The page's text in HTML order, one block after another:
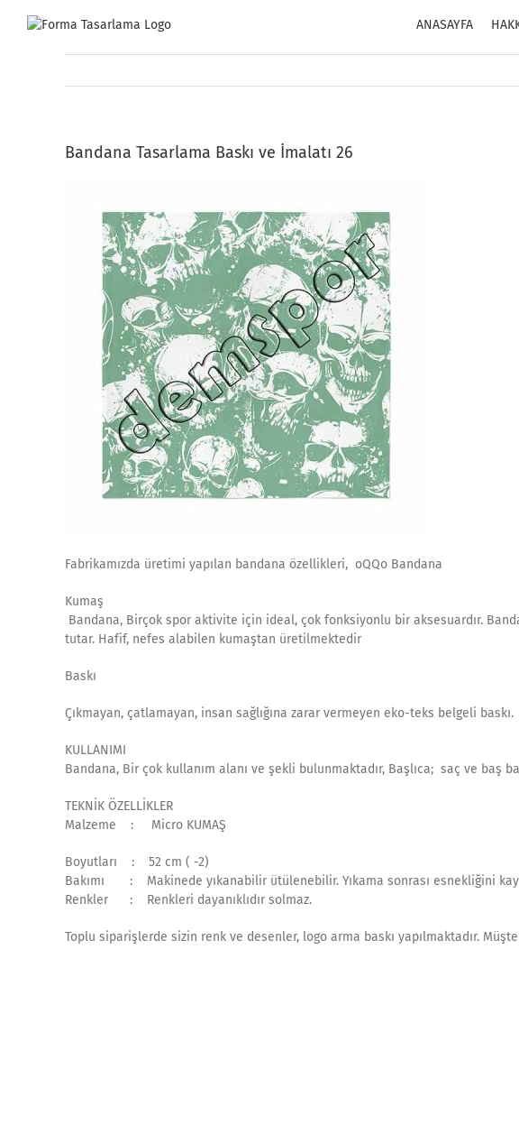
ANASAYFA
Bandana Tasarlama Baskı ve İmalatı 26
Fabrikamızda üretimi yapılan bandana özellikleri, oQQo Bandana
Kumaş
Bandana, Birçok spor aktivite için ideal, çok fonksiyonlu bir aksesuardır.
tutar. Hafif, nefes alabilen kumaştan üretilmektedir
Baskı
Çıkmayan, çatlamayan, insan sağlığına zarar vermeyen eko-teks belgeli baskı.
KULLANIMI
Bandana, Bir çok kullanım alanı ve şekli bulunmaktadır, Başlıca; saç ve baş
TEKNİK ÖZELLİKLER
Malzeme : Micro KUMAŞ
Boyutları : 52 cm ( -2)
Bakımı : Makinede yıkanabilir ütülenebilir. Yıkama sonrası esnekliğini
Renkler : Renkleri dayanıklıdır solmaz.
Toplu siparişlerde sizin renk ve desenler, logo arma baskı yapılmaktadır.